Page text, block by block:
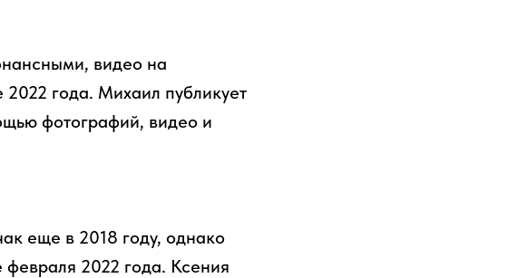
видео на
года. Михаил публикует
фотографий, видео и
еще в 2018 году, однако
2022 года. Ксения